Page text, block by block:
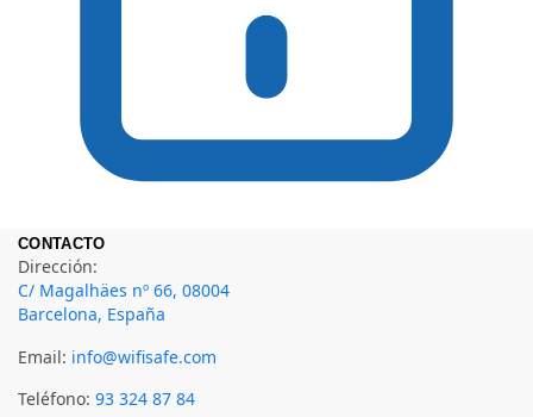
CONTACTO
Dirección:
C/ Magalhäes nº 66, 08004
Barcelona, España
Email: info@wifisafe.com
Teléfono: 93 324 87 84